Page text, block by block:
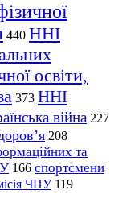
440 ННІ
освіти,
373 ННІ
війна 227
208
та
166 спортсмени
ЧНУ 119